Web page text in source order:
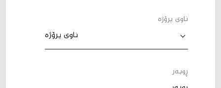
ناوی پرۆژە
ناوی پرۆژە
ڕوبەر